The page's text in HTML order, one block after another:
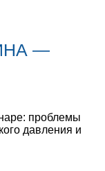
—
проблемы
давления и